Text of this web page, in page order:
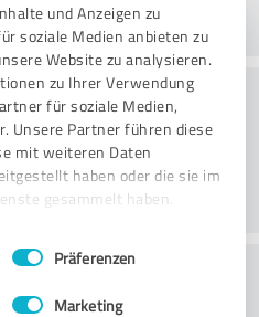
und Anzeigen zu
soziale Medien anbieten zu
Website zu analysieren.
zu Ihrer Verwendung
für soziale Medien,
Unsere Partner führen diese
mit weiteren Daten
haben oder die sie im
gesammelt haben.
Präferenzen
Marketing
Hizmetleri